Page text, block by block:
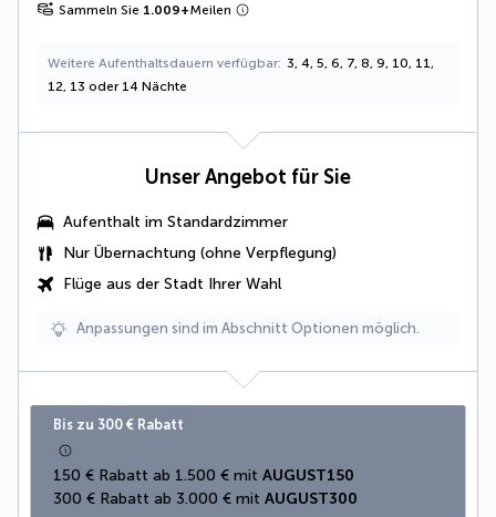
Sammeln Sie 1.009+Meilen
Weitere Aufenthaltsdauern verfügbar 3, 4, 5, 6, 7, 8, 9, 10, 11,
12, 13 oder 14 Nächte
Unser Angebot für Sie
Aufenthalt im Standardzimmer
Nur Übernachtung (ohne Verpflegung)
Flüge aus der Stadt Ihrer Wahl
Anpassungen sind im Abschnitt Optionen möglich.
Bis zu 300 € Rabatt
150 € Rabatt ab 1.500 € mit AUGUST150
300 € Rabatt ab 3.000 € mit AUGUST300